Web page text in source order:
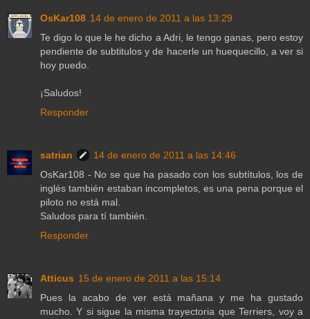
OsKar108 14 de enero de 2011 a las 13:29
Te digo lo que le he dicho a Adri, le tengo ganas, pero estoy
pendiente de subtitulos y de hacerle un huequecillo, a ver si
hoy puedo.
¡Saludos!
Responder
satrian
14 de enero de 2011 a las 14:46
OsKar108 - No se que ha pasado con los subtítulos, los de
inglés también estaban incompletos, es una pena porque el
piloto no está mal.
Saludos para tí también.
Responder
Atticus 15 de enero de 2011 a las 15:14
Pues la acabo de ver está mañana y me ha gustado
mucho. Y si sigue la misma trayectoria que Terriers, voy a